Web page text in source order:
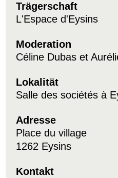
Trägerschaft
L'Espace d'Eysins
Moderation
Céline Dubas et
Lokalität
Salle des sociétés à
Adresse
Place du village
1262 Eysins
Kontakt